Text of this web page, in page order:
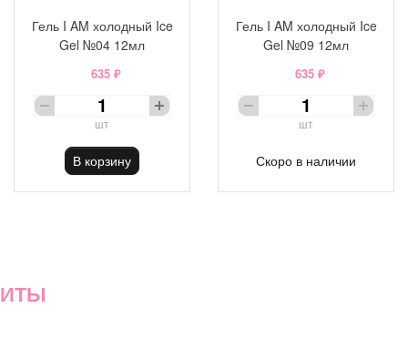
Гель I AM холодный Ice
Gel №04 12мл
635 ₽
шт
В корзину
Гель I AM холодный Ice
Gel №09 12мл
635 ₽
шт
Скоро в наличии